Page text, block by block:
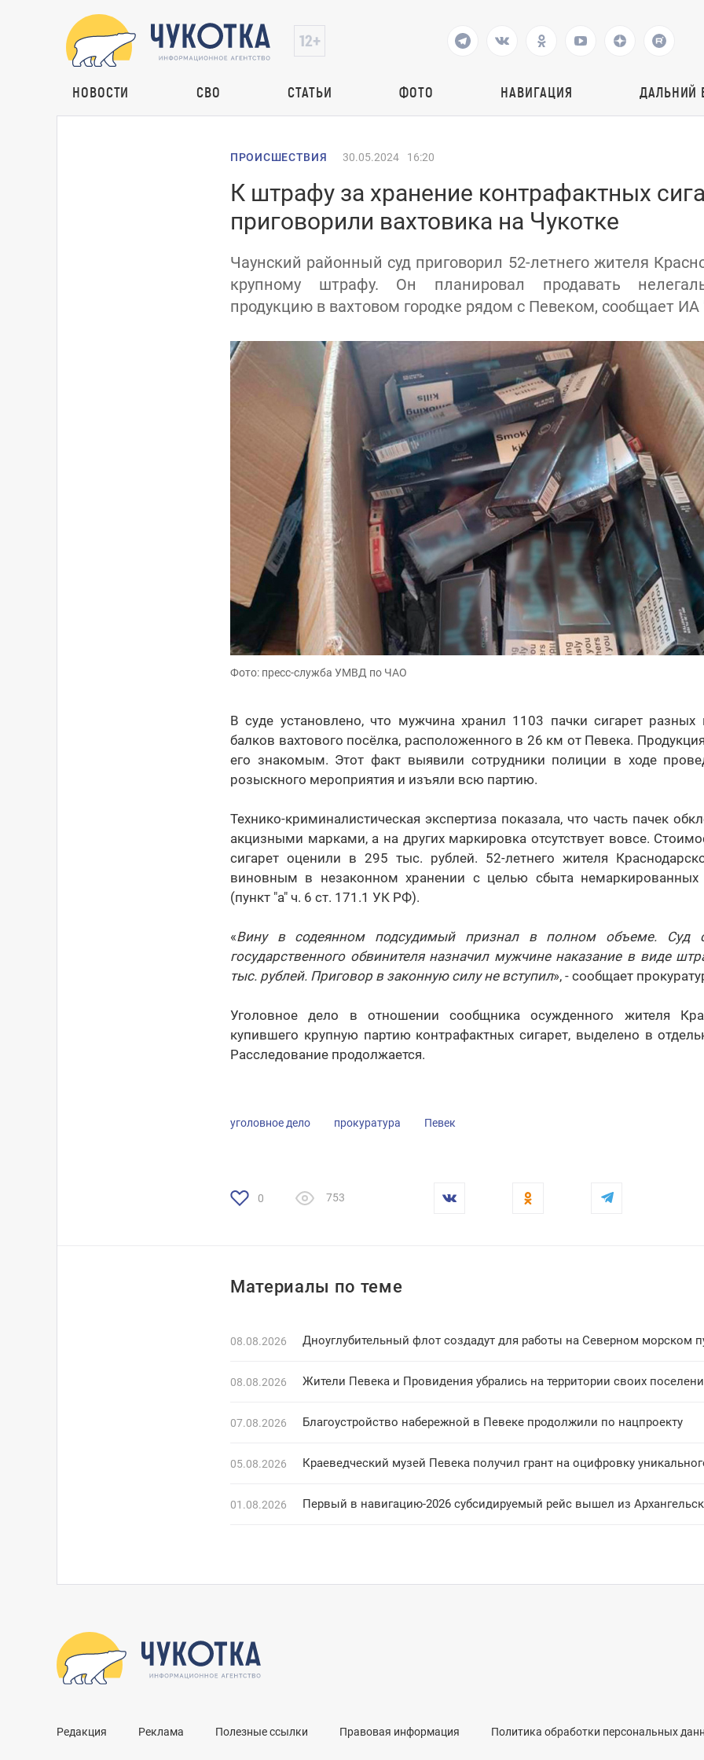
НОВОСТИ СВО СТАТЬИ ФОТО НАВИГАЦИЯ ДАЛЬНИЙ
ПРОИСШЕСТВИЯ 30.05.2024 16:20
К штрафу за хранение контрафактных
приговорили вахтовика на Чукотке
Чаунский районный суд приговорил 52-летнего жителя
крупному штрафу. Он планировал продавать
продукцию в вахтовом городке рядом с Певеком, сообщает ИА
Фото: пресс-служба УМВД по ЧАО
В суде установлено, что мужчина хранил 1103 пачки сигарет
балков вахтового посёлка, расположенного в 26 км от Певека.
его знакомым. Этот факт выявили сотрудники полиции в ходе
розыскного мероприятия и изъяли всю партию.
Технико-криминалистическая экспертиза показала, что часть пачек
акцизными марками, а на других маркировка отсутствует вовсе.
сигарет оценили в 295 тыс. рублей. 52-летнего жителя
виновным в незаконном хранении с целью сбыта немаркированных
(пункт "а" ч. 6 ст. 171.1 УК РФ).
«Вину в содеянном подсудимый признал в полном объеме. Суд
государственного обвинителя назначил мужчине наказание в виде
тыс. рублей. Приговор в законную силу не вступил», - сообщает
Уголовное дело в отношении сообщника осужденного жителя
купившего крупную партию контрафактных сигарет, выделено в
Расследование продолжается.
уголовное дело прокуратура Певек
0 753
Материалы по теме
08.08.2026 Дноуглубительный флот создадут для работы на Северном морском
08.08.2026 Жители Певека и Провидения убрались на территории своих
07.08.2026 Благоустройство набережной в Певеке продолжили по нацпроекту
05.08.2026 Краеведческий музей Певека получил грант на оцифровку
01.08.2026 Первый в навигацию-2026 субсидируемый рейс вышел из
Редакция Реклама Полезные ссылки Правовая информация Политика обработки персональных